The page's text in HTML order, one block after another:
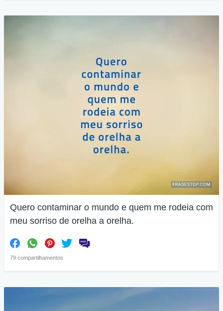
Quero contaminar o mundo e quem me rodeia com
meu sorriso de orelha a orelha.
79 compartilhamentos